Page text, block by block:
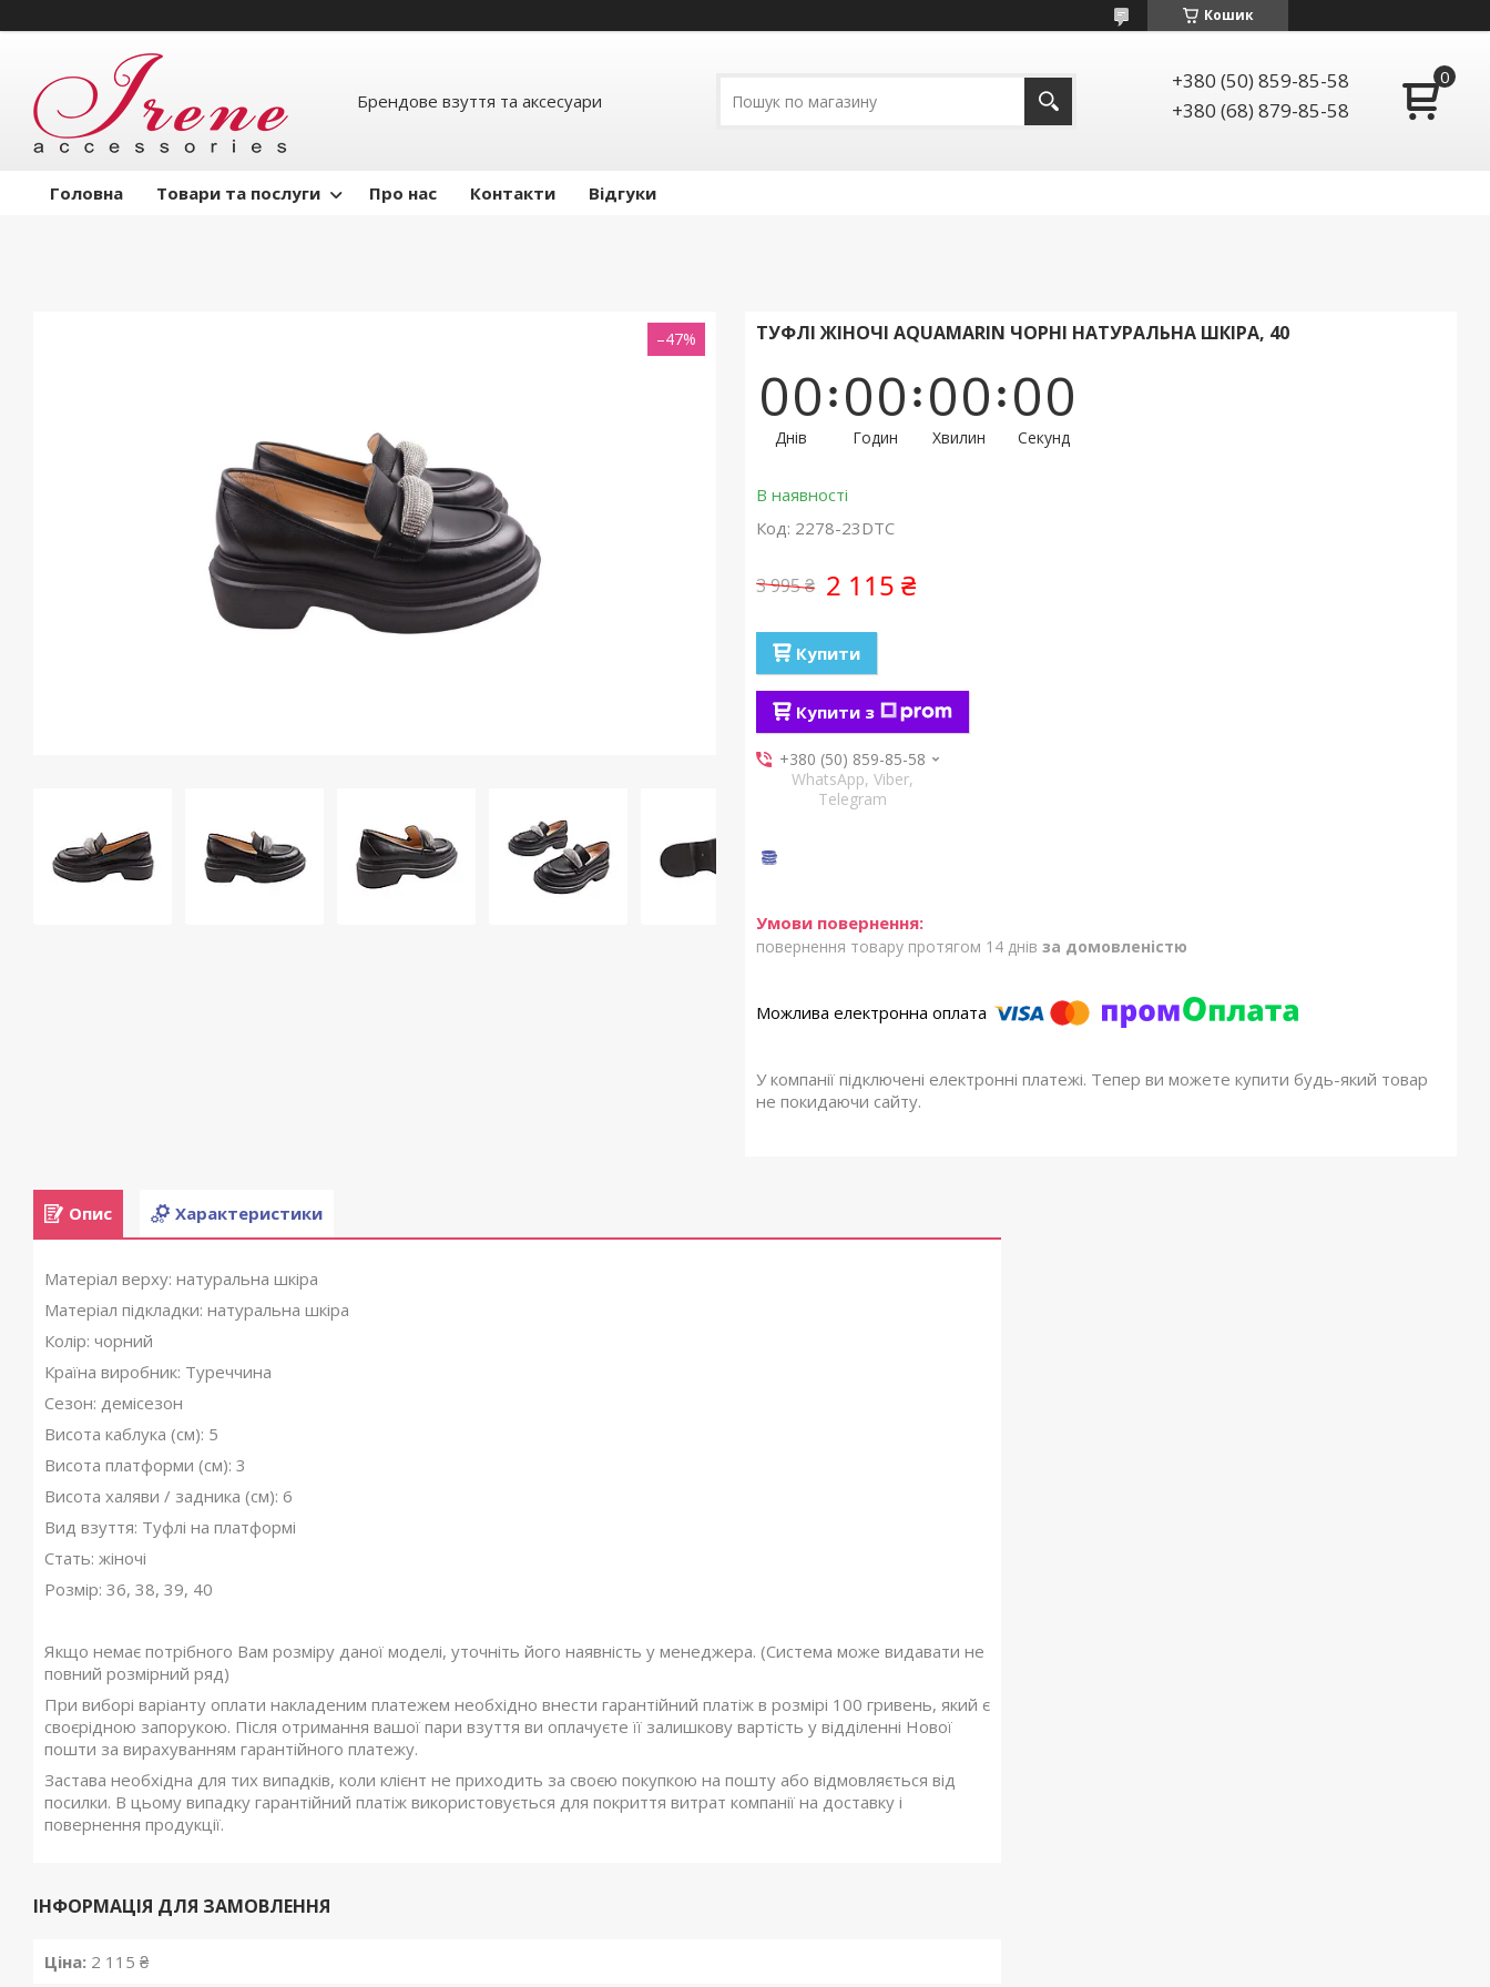
Кошик
Брендове взуття та аксесуари
+380 (50) 859-85-58
+380 (68) 879-85-58
Головна Товари та послуги Про нас Контакти Відгуки
–47% ТУФЛІ ЖІНОЧІ AQUAMARIN ЧОРНІ НАТУРАЛЬНА ШКІРА, 40
00
Днів
00
Годин
00
Хвилин
00
Секунд
В наявності
Код: 2278-23DTC
3 995 ₴ 2 115 ₴
Купити
Купити з
+380 (50) 859-85-58
WhatsApp, Viber,
Telegram
повернення товару протягом 14 днів за домовленістю
У компанії підключені електронні платежі. Тепер ви можете купити будь-який товар
не покидаючи сайту.
Опис Характеристики
Матеріал верху: натуральна шкіра
Матеріал підкладки: натуральна шкіра
Колір: чорний
Країна виробник: Туреччина
Сезон: демісезон
Висота каблука (см): 5
Висота платформи (см): 3
Висота халяви / задника (см): 6
Вид взуття: Туфлі на платформі
Стать: жіночі
Розмір: 36, 38, 39, 40
Якщо немає потрібного Вам розміру даної моделі, уточніть його наявність у менеджера. (Система може видавати не
повний розмірний ряд)
При виборі варіанту оплати накладеним платежем необхідно внести гарантійний платіж в розмірі 100 гривень, який є
своєрідною запорукою. Після отримання вашої пари взуття ви оплачуєте її залишкову вартість у відділенні Нової
пошти за вирахуванням гарантійного платежу.
Застава необхідна для тих випадків, коли клієнт не приходить за своєю покупкою на пошту або відмовляється від
посилки. В цьому випадку гарантійний платіж використовується для покриття витрат компанії на доставку і
повернення продукції.
ІНФОРМАЦІЯ ДЛЯ ЗАМОВЛЕННЯ
Ціна: 2 115 ₴